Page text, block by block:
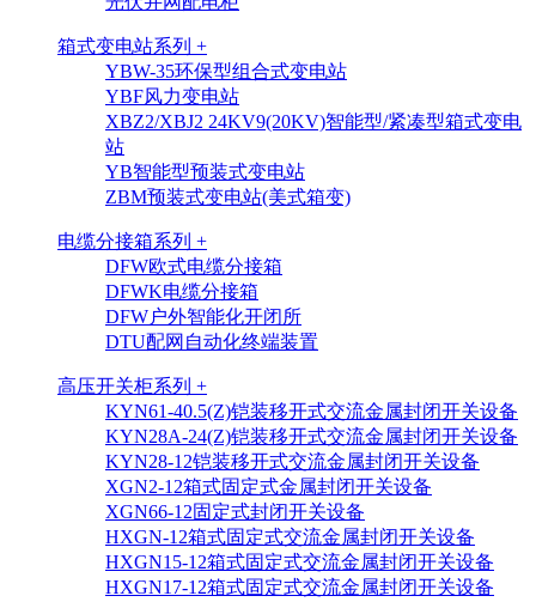
箱式变电站系列 +
YBW-35环保型组合式变电站
YBF风力变电站
XBZ2/XBJ2 24KV9(20KV)智能型/紧凑型箱式变电
站
YB智能型预装式变电站
ZBM预装式变电站(美式箱变)
电缆分接箱系列 +
DFW欧式电缆分接箱
DFWK电缆分接箱
DFW户外智能化开闭所
DTU配网自动化终端装置
高压开关柜系列 +
KYN61-40.5(Z)铠装移开式交流金属封闭开关设备
KYN28A-24(Z)铠装移开式交流金属封闭开关设备
KYN28-12铠装移开式交流金属封闭开关设备
XGN2-12箱式固定式金属封闭开关设备
XGN66-12固定式封闭开关设备
HXGN-12箱式固定式交流金属封闭开关设备
HXGN15-12箱式固定式交流金属封闭开关设备
HXGN17-12箱式固定式交流金属封闭开关设备